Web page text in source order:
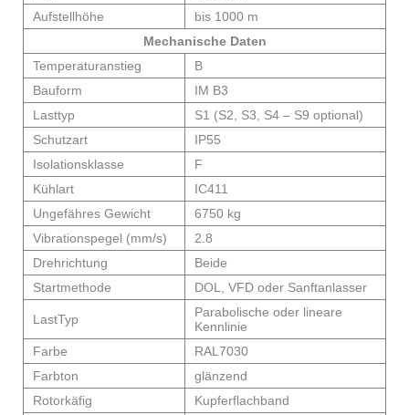
Aufstellhöhe
bis 1000 m
Mechanische Daten
Temperaturanstieg
B
Bauform
IM B3
Lasttyp
S1 (S2, S3, S4 – S9 optional)
Schutzart
IP55
Isolationsklasse
F
Kühlart
IC411
Ungefähres Gewicht
6750 kg
Vibrationspegel (mm/s)
2.8
Drehrichtung
Beide
Startmethode
DOL, VFD oder Sanftanlasser
LastTyp
Parabolische oder lineare
Kennlinie
Farbe
RAL7030
Farbton
glänzend
Rotorkäfig
Kupferflachband